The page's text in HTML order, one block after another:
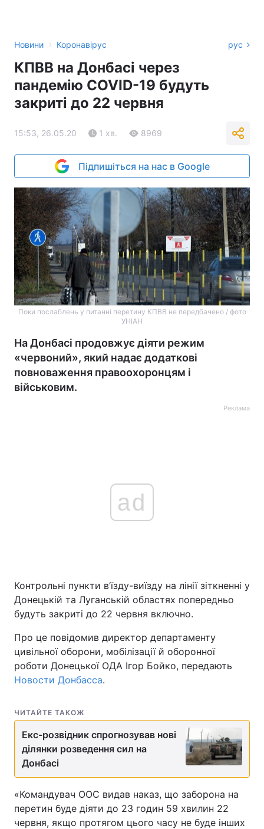
Новини › Коронавірус рус
КПВВ на Донбасі через
пандемію COVID-19 будуть
закриті до 22 червня
15:53, 26.05.20 1 хв. 8969
Підпишіться на нас в Google
Поки послаблень у питанні перетину КПВВ не передбачено / фото
УНІАН
На Донбасі продовжує діяти режим
«червоний», який надає додаткові
повноваження правоохоронцям і
військовим.
Реклама
ad
Контрольні пункти в’їзду-виїзду на лінії зіткненні у
Донецькій та Луганській областях попередньо
будуть закриті до 22 червня включно.
Про це повідомив директор департаменту
цивільної оборони, мобілізації й оборонної
роботи Донецької ОДА Ігор Бойко, передають
Новости Донбасса.
ЧИТАЙТЕ ТАКОЖ
Екс-розвідник спрогнозував нові
ділянки розведення сил на
Донбасі
«Командувач ООС видав наказ, що заборона на
перетин буде діяти до 23 годин 59 хвилин 22
червня, якщо протягом цього часу не буде інших